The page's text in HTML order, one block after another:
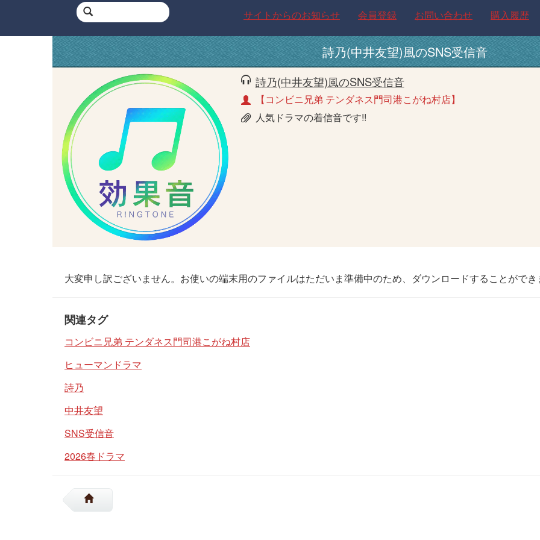
サイトからのお知らせ 会員登録 お問い合わせ 購入履歴
詩乃(中井友望)風のSNS受信音
詩乃(中井友望)風のSNS受信音
【コンビニ兄弟 テンダネス門司港こがね村店】
人気ドラマの着信音です!!
大変申し訳ございません。お使いの端末用のファイルはただいま準備中のため、ダウンロードすることがで
関連タグ
コンビニ兄弟 テンダネス門司港こがね村店
ヒューマンドラマ
詩乃
中井友望
SNS受信音
2026春ドラマ